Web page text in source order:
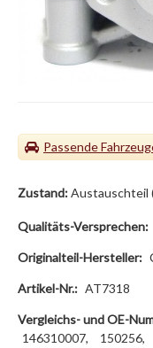
Passende
Zustand:Austauschteil
Qualitäts-Versprechen:
Originalteil-Hersteller:
Artikel-Nr.: AT7318
Vergleichs- und OE-
146310007,
150256,